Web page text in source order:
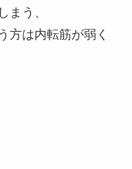
まう、
方は内転筋が弱く